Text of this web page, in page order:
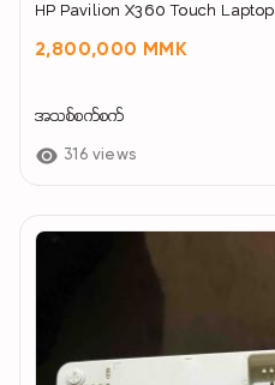
HP Pavilion X360 Touch Laptop
2,800,000 MMK
အသစ်စက်စက်
316 views